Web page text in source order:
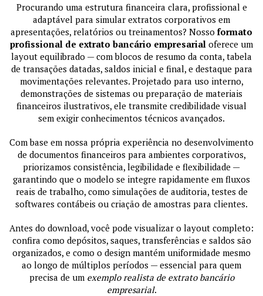
Procurando uma estrutura financeira clara, profissional e
adaptável para simular extratos corporativos em
apresentações, relatórios ou treinamentos? Nosso formato
profissional de extrato bancário empresarial oferece um
layout equilibrado — com blocos de resumo da conta, tabela
de transações datadas, saldos inicial e final, e destaque para
movimentações relevantes. Projetado para uso interno,
demonstrações de sistemas ou preparação de materiais
financeiros ilustrativos, ele transmite credibilidade visual
sem exigir conhecimentos técnicos avançados.
Com base em nossa própria experiência no desenvolvimento
de documentos financeiros para ambientes corporativos,
priorizamos consistência, legibilidade e flexibilidade —
garantindo que o modelo se integre rapidamente em fluxos
reais de trabalho, como simulações de auditoria, testes de
softwares contábeis ou criação de amostras para clientes.
Antes do download, você pode visualizar o layout completo:
confira como depósitos, saques, transferências e saldos são
organizados, e como o design mantém uniformidade mesmo
ao longo de múltiplos períodos — essencial para quem
precisa de um exemplo realista de extrato bancário
empresarial.